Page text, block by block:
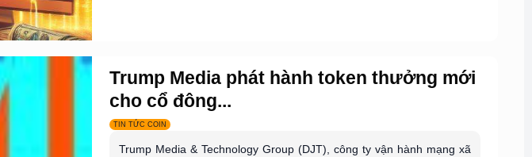
Trump Media phát hành token thưởng mới
cho cổ đông...
TIN TỨC COIN
Trump Media & Technology Group (DJT), công ty vận hành mạng xã